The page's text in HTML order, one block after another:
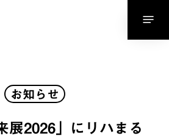
お知らせ
展2026」にリハまる